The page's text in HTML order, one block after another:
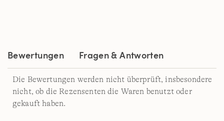
Bewertungen Fragen & Antworten
Die Bewertungen werden nicht überprüft, insbesondere
nicht, ob die Rezensenten die Waren benutzt oder
gekauft haben.